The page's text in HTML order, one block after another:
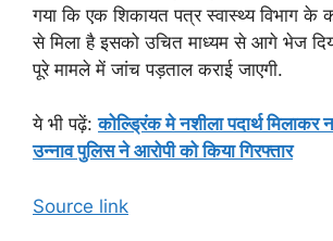
गया कि एक शिकायत पत्र स्वास्थ्य विभाग के
से मिला है इसको उचित माध्यम से आगे भेज
पूरे मामले में जांच पड़ताल कराई जाएगी.
ये भी पढ़ें:कोल्ड्रिंक मे नशीला पदार्थ मिलाकर
उन्नाव पुलिस ने आरोपी को किया गिरफ्तार
Source link